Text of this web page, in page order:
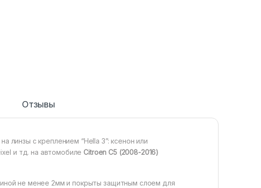
Отзывы
линзы с креплением “Hella 3”: ксенон или
и тд. на автомобиле Citroen C5 (2008-2016)
не менее 2мм и покрыты защитным слоем для